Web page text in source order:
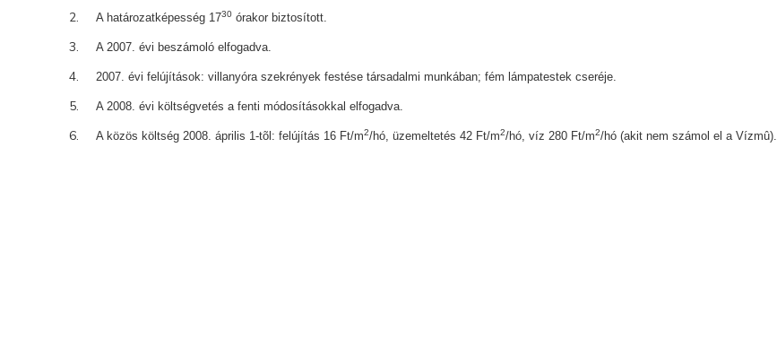
A határozatképesség 1730 órakor biztosított.
A 2007. évi beszámoló elfogadva.
2007. évi felújítások: villanyóra szekrények festése társadalmi munkában; fém lámpatestek cseréje.
A 2008. évi költségvetés a fenti módosításokkal elfogadva.
A közös költség 2008. április 1-tõl: felújítás 16 Ft/m2/hó, üzemeltetés 42 Ft/m2/hó, víz 280 Ft/m2/hó (akit nem számol el a Vízmû).